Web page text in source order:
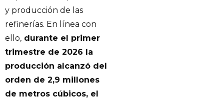
y producción de las
refinerías. En línea con
ello, durante el primer
trimestre de 2026 la
producción alcanzó del
orden de 2,9 millones
de metros cúbicos, el